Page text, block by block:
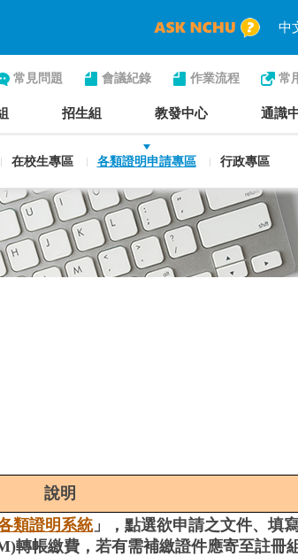
中
常見問題 會議紀錄 作業流程 常
在校生專區 各類證明申請專區 行政專區
招生組 教發中心 通識
說明
類證明系統」，點選欲申請之文件、填
轉帳繳費，若有需補繳證件應寄至註冊